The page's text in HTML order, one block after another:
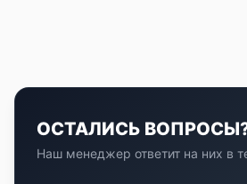
ОСТАЛИСЬ
Наш менеджер ответит на них в